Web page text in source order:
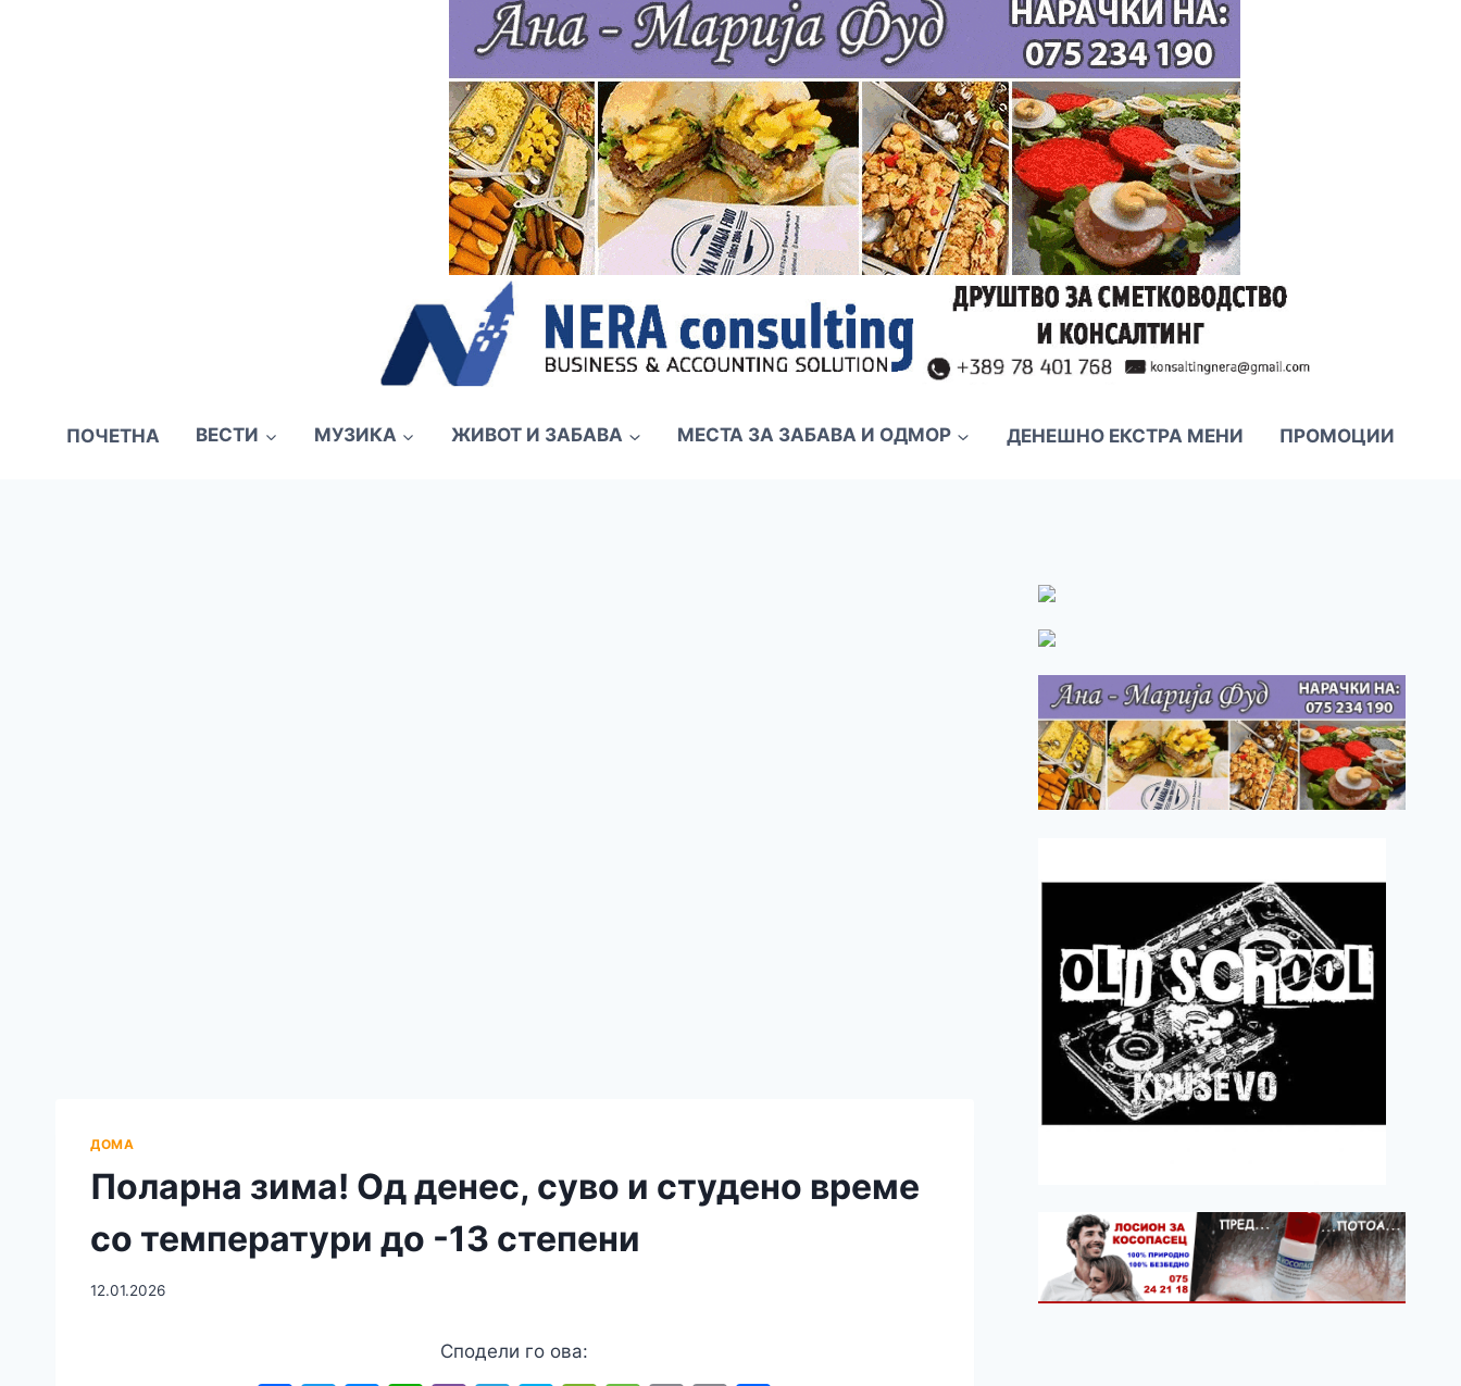
ПОЧЕТНА ВЕСТИ МУЗИКА ЖИВОТ И ЗАБАВА МЕСТА ЗА ЗАБАВА И ОДМОР ДЕНЕШНО ЕКСТРА МЕНИ ПРОМОЦИИ
ДОМА
Поларна зима! Од денес, суво и студено време
со температури до -13 степени
12.01.2026
Сподели го ова: